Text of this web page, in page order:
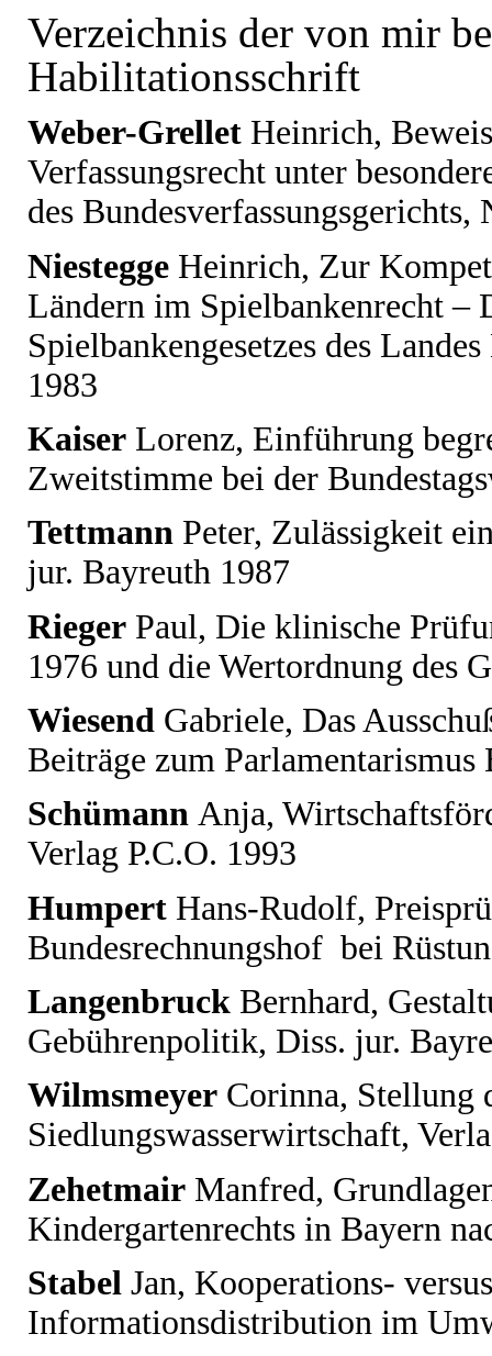
Verzeichnis der von mir
Habilitationsschrift
Weber-Grellet Heinrich,
Verfassungsrecht unter
des Bundesverfassungsgerichts,
Niestegge Heinrich, Zur
Ländern im Spielbankenrecht –
Spielbankengesetzes des
1983
Kaiser Lorenz, Einführung
Zweitstimme bei der
Tettmann Peter, Zulässigkeit
jur. Bayreuth 1987
Rieger Paul, Die klinische
1976 und die Wertordnung des
Wiesend Gabriele, Das
Beiträge zum Parlamentarismus
Schümann Anja,
Verlag P.C.O. 1993
Humpert Hans-Rudolf,
Bundesrechnungshof bei
Langenbruck Bernhard,
Gebührenpolitik, Diss. jur.
Wilmsmeyer Corinna, Stellung
Siedlungswasserwirtschaft,
Zehetmair Manfred,
Kindergartenrechts in Bayern
Stabel Jan, Kooperations-
Informationsdistribution im